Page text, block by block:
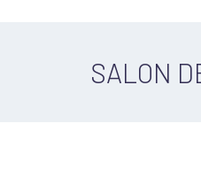
SALON